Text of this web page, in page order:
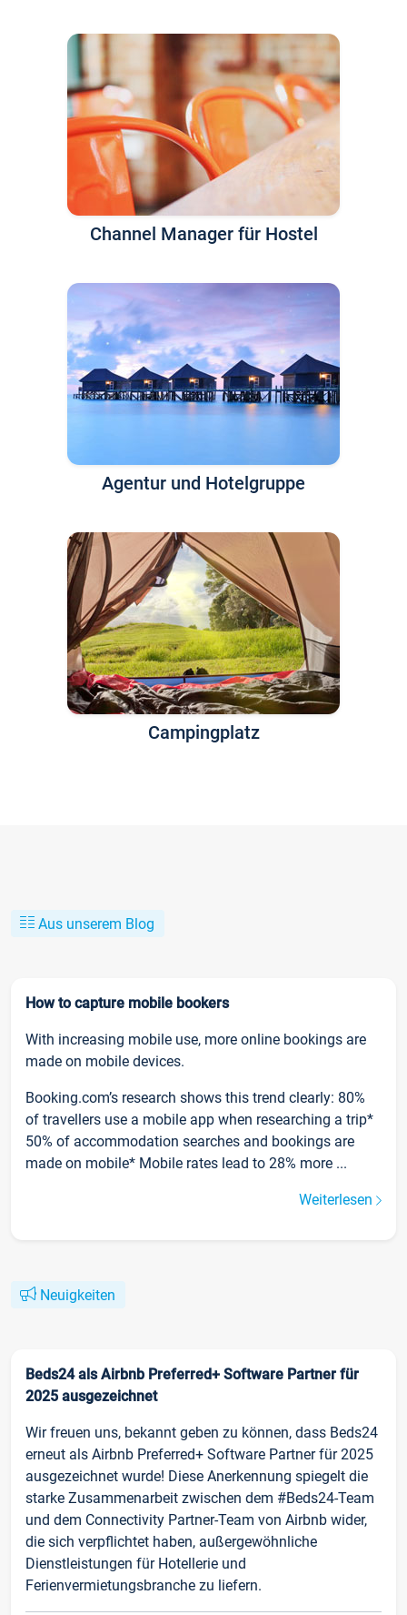
Channel Manager für Hostel
Agentur und Hotelgruppe
Campingplatz
Aus unserem Blog
How to capture mobile bookers
With increasing mobile use, more online bookings are
made on mobile devices.
Booking.com’s research shows this trend clearly: 80%
of travellers use a mobile app when researching a trip*
50% of accommodation searches and bookings are
made on mobile* Mobile rates lead to 28% more ...
Weiterlesen
Neuigkeiten
Beds24 als Airbnb Preferred+ Software Partner für
2025 ausgezeichnet
Wir freuen uns, bekannt geben zu können, dass Beds24
erneut als Airbnb Preferred+ Software Partner für 2025
ausgezeichnet wurde! Diese Anerkennung spiegelt die
starke Zusammenarbeit zwischen dem #Beds24-Team
und dem Connectivity Partner-Team von Airbnb wider,
die sich verpflichtet haben, außergewöhnliche
Dienstleistungen für Hotellerie und
Ferienvermietungsbranche zu liefern.